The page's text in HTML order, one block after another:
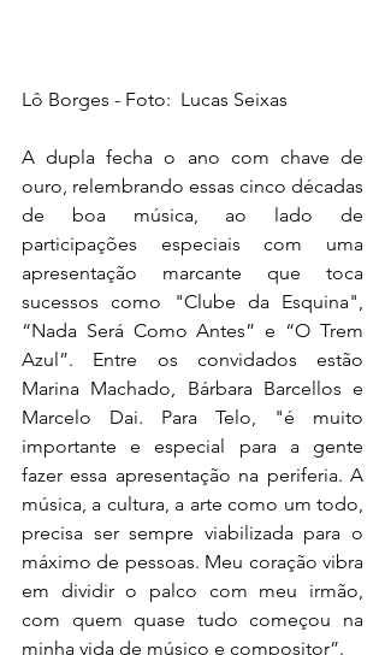
Lô Borges - Foto:  Lucas Seixas
A dupla fecha o ano com chave de
ouro, relembrando essas cinco décadas
de boa música, ao lado de
participações especiais com uma
apresentação marcante que toca
sucessos como "Clube da Esquina",
“Nada Será Como Antes” e “O Trem
Azul”. Entre os convidados estão
Marina Machado, Bárbara Barcellos e
Marcelo Dai. Para Telo, "é muito
importante e especial para a gente
fazer essa apresentação na periferia. A
música, a cultura, a arte como um todo,
precisa ser sempre viabilizada para o
máximo de pessoas. Meu coração vibra
em dividir o palco com meu irmão,
com quem quase tudo começou na
minha vida de músico e compositor”.